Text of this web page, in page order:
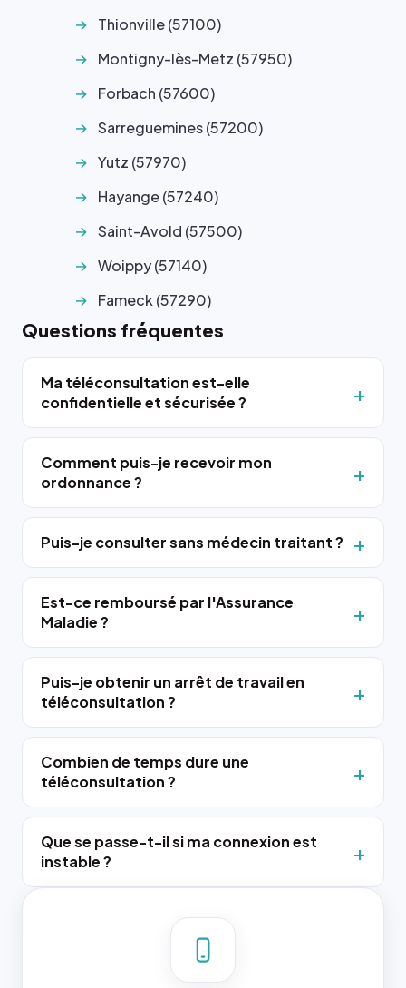
Thionville (57100)
Montigny-lès-Metz (57950)
Forbach (57600)
Sarreguemines (57200)
Yutz (57970)
Hayange (57240)
Saint-Avold (57500)
Woippy (57140)
Fameck (57290)
Questions fréquentes
Ma téléconsultation est-elle
confidentielle et sécurisée ?
Comment puis-je recevoir mon
ordonnance ?
Puis-je consulter sans médecin traitant ?
Est-ce remboursé par l'Assurance
Maladie ?
Puis-je obtenir un arrêt de travail en
téléconsultation ?
Combien de temps dure une
téléconsultation ?
Que se passe-t-il si ma connexion est
instable ?